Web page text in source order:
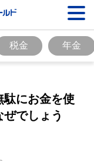
税金 年金
駄にお金を使
でしょう